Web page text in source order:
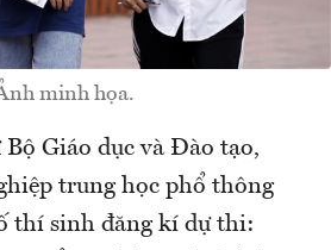
minh họa.
Giáo dục và Đào tạo,
trung học phổ thông
thí sinh đăng kí dự thi: